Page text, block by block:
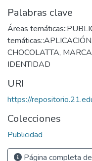
Palabras clave
Áreas
temáticas::APLICACIÓN,
CHOCOLATTA, MARCA
IDENTIDAD
URI
https://
Colecciones
Publicidad
Página completa